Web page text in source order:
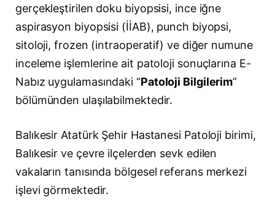
gerçekleştirilen doku biyopsisi, ince iğne
aspirasyon biyopsisi (İİAB), punch biyopsi,
sitoloji, frozen (intraoperatif) ve diğer numune
inceleme işlemlerine ait patoloji sonuçlarına E-
Nabız uygulamasındaki “Patoloji Bilgilerim”
bölümünden ulaşılabilmektedir.
Balıkesir Atatürk Şehir Hastanesi Patoloji birimi,
Balıkesir ve çevre ilçelerden sevk edilen
vakaların tanısında bölgesel referans merkezi
işlevi görmektedir.